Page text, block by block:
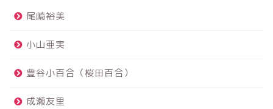
尾崎裕美
小山亜実
豊谷小百合（桜田百合）
成瀬友里